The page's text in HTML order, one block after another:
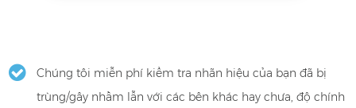
Chúng tôi miễn phí kiểm tra nhãn hiệu của bạn đã bị
trùng/gây nhầm lẫn với các bên khác hay chưa, độ chính